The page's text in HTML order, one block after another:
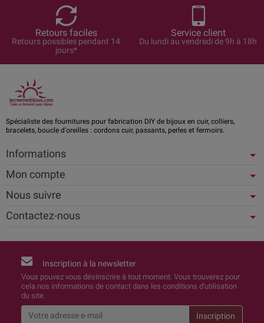
Retours faciles
Retours possibles pendant 14
jours*
Service client
Du lundi au vendredi de 9h à 18h
Spécialiste des fournitures pour fabrication DIY de bijoux en cuir, colliers,
bracelets, boucle d'oreilles : cordons cuir, passants, perles et fermoirs.
Informations
Mon compte
Nous suivre
Contactez-nous
Inscription à la newsletter
Vous pouvez vous désinscrire à tout moment. Vous trouverez pour
cela nos informations de contact dans les conditions d'utilisation
du site.